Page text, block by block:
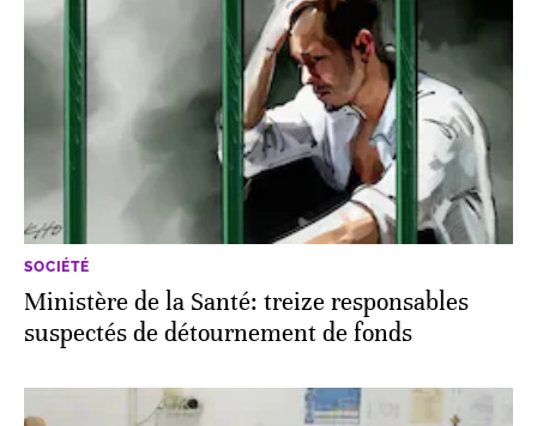
SOCIÉTÉ
Ministère de la Santé: treize responsables
suspectés de détournement de fonds